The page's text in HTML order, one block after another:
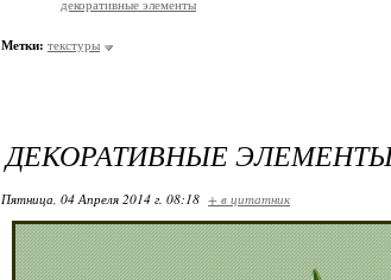
декоративные элементы
Метки: текстуры
ДЕКОРАТИВНЫЕ
Пятница, 04 Апреля 2014 г. 08:18 + в цитатник